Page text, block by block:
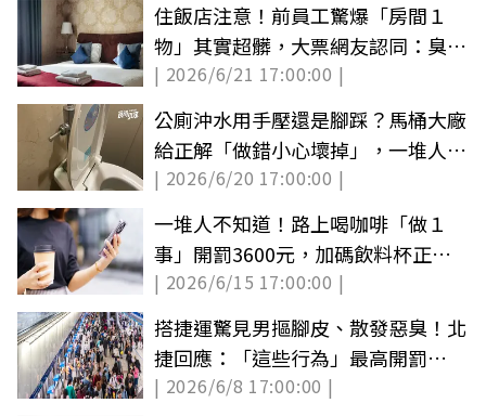
住飯店注意！前員工驚爆「房間１
物」其實超髒，大票網友認同：臭到
有陰影
| 2026/6/21 17:00:00 |
公廁沖水用手壓還是腳踩？馬桶大廠
給正解「做錯小心壞掉」，一堆人不
知道
| 2026/6/20 17:00:00 |
一堆人不知道！路上喝咖啡「做１
事」開罰3600元，加碼飲料杯正確
回收法
| 2026/6/15 17:00:00 |
搭捷運驚見男摳腳皮、散發惡臭！北
捷回應：「這些行為」最高開罰
7500元
| 2026/6/8 17:00:00 |